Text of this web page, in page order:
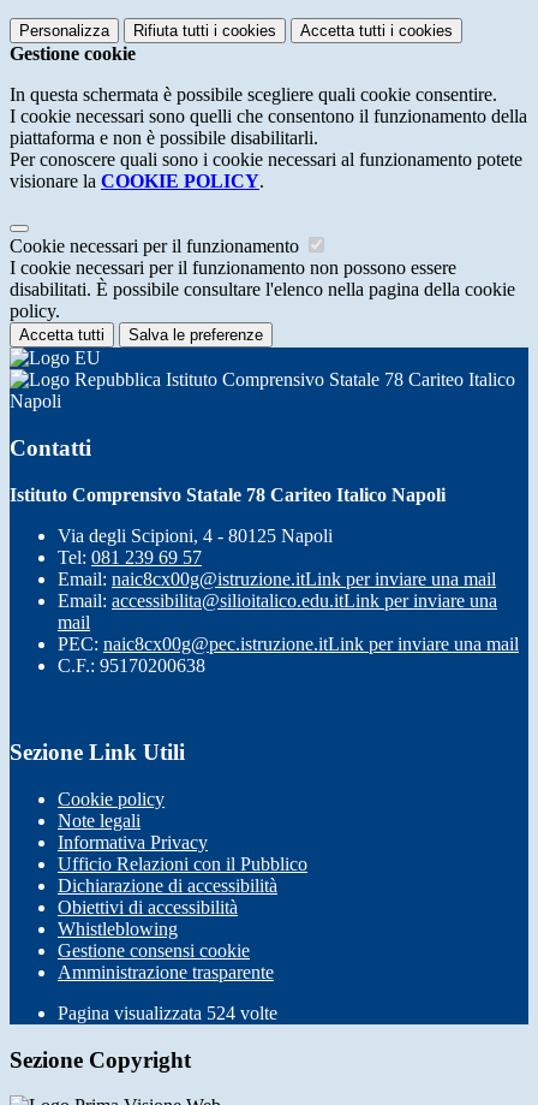
Personalizza Rifiuta tutti i cookies Accetta tutti i cookies
Gestione cookie
In questa schermata è possibile scegliere quali cookie consentire.
I cookie necessari sono quelli che consentono il funzionamento della
piattaforma e non è possibile disabilitarli.
Per conoscere quali sono i cookie necessari al funzionamento potete
visionare la COOKIE POLICY.
Cookie necessari per il funzionamento
I cookie necessari per il funzionamento non possono essere
disabilitati. È possibile consultare l'elenco nella pagina della cookie
policy.
Accetta tutti Salva le preferenze
Istituto Comprensivo Statale 78 Cariteo Italico
Napoli
Contatti
Istituto Comprensivo Statale 78 Cariteo Italico Napoli
Via degli Scipioni, 4 - 80125 Napoli
Tel: 081 239 69 57
Email: naic8cx00g@istruzione.itLink per inviare una mail
Email: accessibilita@silioitalico.edu.itLink per inviare una
mail
PEC: naic8cx00g@pec.istruzione.itLink per inviare una mail
C.F.: 95170200638
Sezione Link Utili
Cookie policy
Note legali
Informativa Privacy
Ufficio Relazioni con il Pubblico
Dichiarazione di accessibilità
Obiettivi di accessibilità
Whistleblowing
Gestione consensi cookie
Amministrazione trasparente
Pagina visualizzata 524 volte
Sezione Copyright